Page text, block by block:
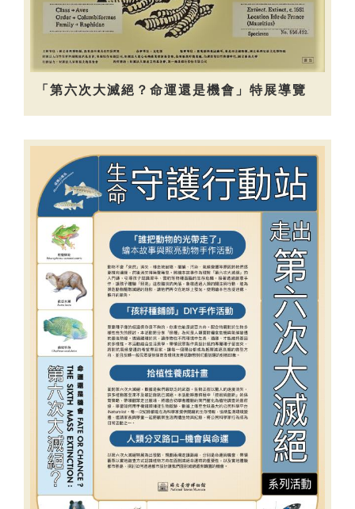
「第六次大滅絕？命運還是機會」特展導覽